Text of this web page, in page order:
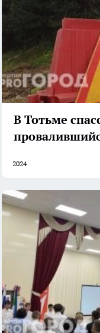
В Тотьме
2024